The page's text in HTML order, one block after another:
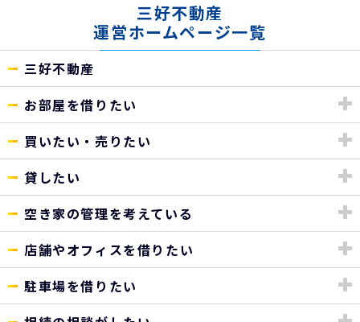
三好不動産
運営ホームページ一覧
三好不動産
お部屋を借りたい
買いたい・売りたい
貸したい
空き家の管理を考えている
店舗やオフィスを借りたい
駐車場を借りたい